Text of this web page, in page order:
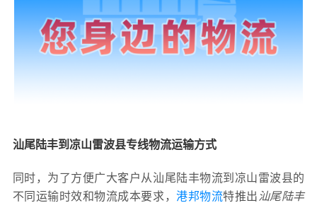
汕尾陆丰到凉山雷波县专线物流运输方式
同时，为了方便广大客户从汕尾陆丰物流到凉山雷波县的
不同运输时效和物流成本要求，港邦物流特推出 汕尾陆丰